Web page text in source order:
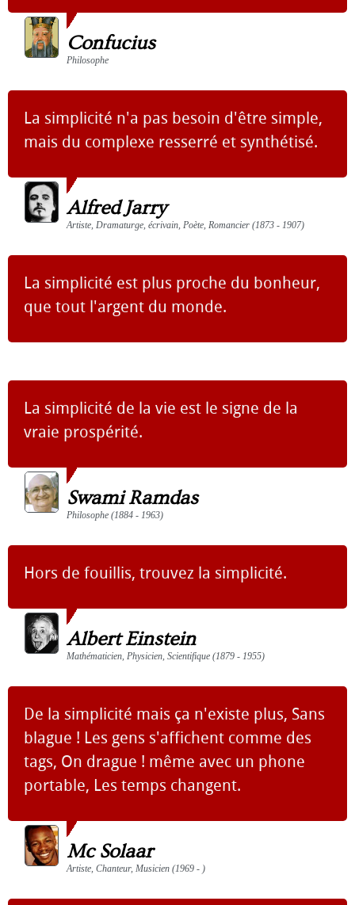
Confucius
Philosophe
La simplicité n'a pas besoin d'être simple,
mais du complexe resserré et synthétisé.
Alfred Jarry
Artiste, Dramaturge, écrivain, Poète, Romancier (1873 - 1907)
La simplicité est plus proche du bonheur,
que tout l'argent du monde.
La simplicité de la vie est le signe de la
vraie prospérité.
Swami Ramdas
Philosophe (1884 - 1963)
Hors de fouillis, trouvez la simplicité.
Albert Einstein
Mathématicien, Physicien, Scientifique (1879 - 1955)
De la simplicité mais ça n'existe plus, Sans
blague ! Les gens s'affichent comme des
tags, On drague ! même avec un phone
portable, Les temps changent.
Mc Solaar
Artiste, Chanteur, Musicien (1969 - )